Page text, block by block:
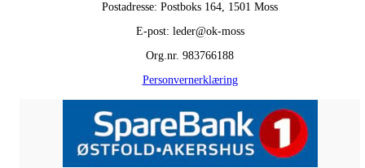
Postadresse: Postboks 164, 1501 Moss
E-post: leder@ok-moss
Org.nr. 983766188
Personvernerklæring